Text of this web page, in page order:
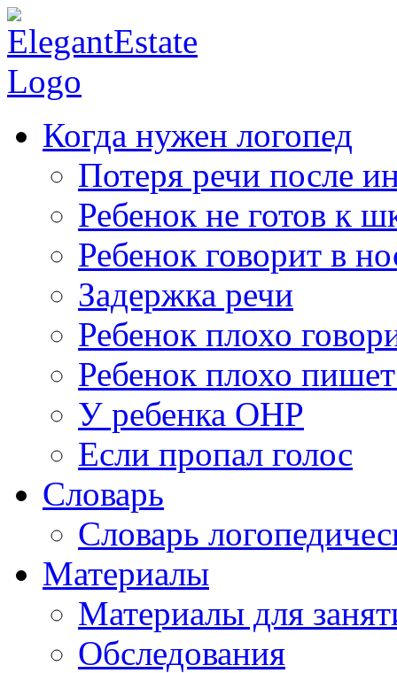
Когда нужен логопед
Потеря речи после
Ребенок не готов к
Ребенок говорит в
Задержка речи
Ребенок плохо
Ребенок плохо
У ребенка ОНР
Если пропал голос
Словарь
Словарь
Материалы
Материалы для
Обследования